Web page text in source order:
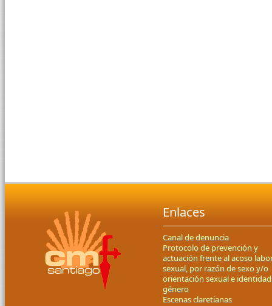
Enlaces
Canal de denuncia
Protocolo de prevención y
actuación frente al acoso
sexual, por razón de sexo y/o
orientación sexual e
género
Escenas claretianas